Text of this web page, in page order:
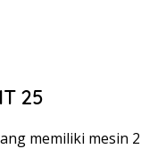
25
memiliki mesin 2